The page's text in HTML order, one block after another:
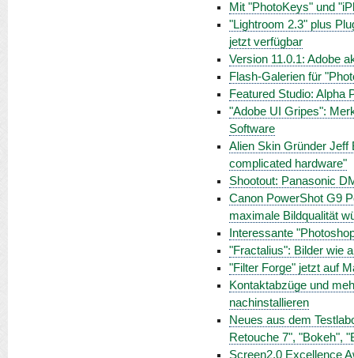
Mit "PhotoKeys" und
"Lightroom 2.3" plus
jetzt verfügbar
Version 11.0.1: Adobe
Flash-Galerien für
Featured Studio: Alpha
"Adobe UI Gripes":
Software
Alien Skin Gründer Jeff
complicated hardware"
Shootout: Panasonic
Canon PowerShot G9
maximale Bildqualität
Interessante
"Fractalius": Bilder wie
"Filter Forge" jetzt auf
Kontaktabzüge und
nachinstallieren
Neues aus dem
Retouche 7", "Bokeh",
Screen2.0 Excellence